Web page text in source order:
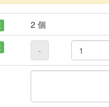
2 個
-